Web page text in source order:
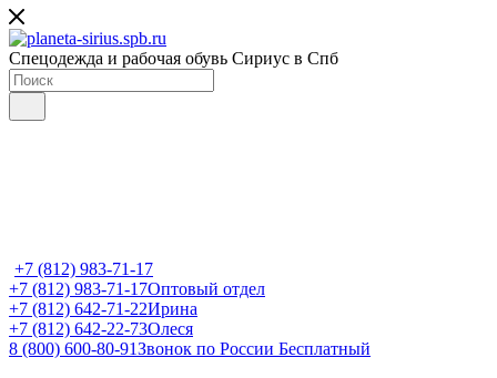
Спецодежда и рабочая обувь Сириус в Спб
+7 (812) 983-71-17
+7 (812) 983-71-17Оптовый отдел
+7 (812) 642-71-22Ирина
+7 (812) 642-22-73Олеся
8 (800) 600-80-91Звонок по России Бесплатный